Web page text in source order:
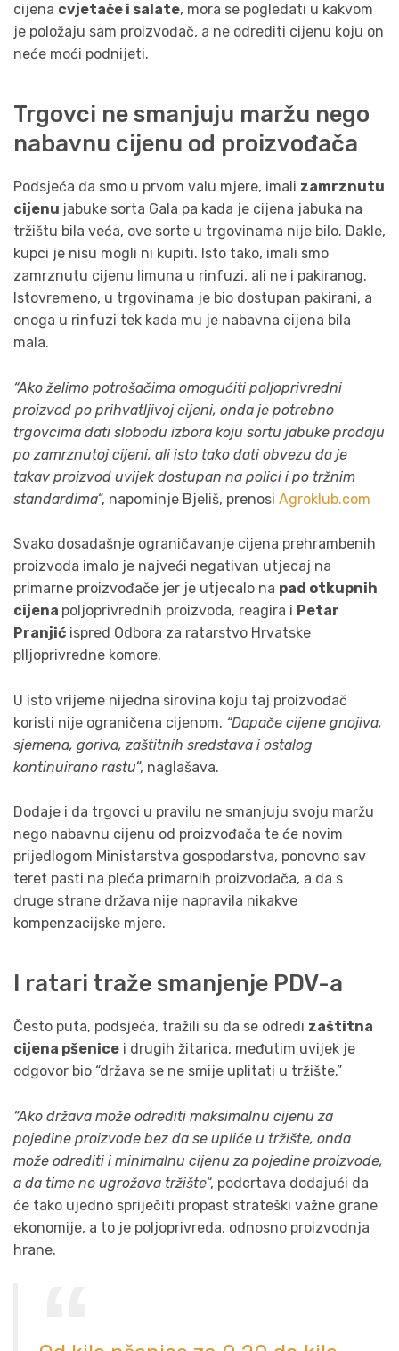
cijena cvjetače i salate, mora se pogledati u kakvom
je položaju sam proizvođač, a ne odrediti cijenu koju on
neće moći podnijeti.
Trgovci ne smanjuju maržu nego
nabavnu cijenu od proizvođača
Podsjeća da smo u prvom valu mjere, imali zamrznutu
cijenu jabuke sorta Gala pa kada je cijena jabuka na
tržištu bila veća, ove sorte u trgovinama nije bilo. Dakle,
kupci je nisu mogli ni kupiti. Isto tako, imali smo
zamrznutu cijenu limuna u rinfuzi, ali ne i pakiranog.
Istovremeno, u trgovinama je bio dostupan pakirani, a
onoga u rinfuzi tek kada mu je nabavna cijena bila
mala.
“Ako želimo potrošačima omogućiti poljoprivredni
proizvod po prihvatljivoj cijeni, onda je potrebno
trgovcima dati slobodu izbora koju sortu jabuke prodaju
po zamrznutoj cijeni, ali isto tako dati obvezu da je
takav proizvod uvijek dostupan na polici i po tržnim
standardima“, napominje Bjeliš, prenosi Agroklub.com
Svako dosadašnje ograničavanje cijena prehrambenih
proizvoda imalo je najveći negativan utjecaj na
primarne proizvođače jer je utjecalo na pad otkupnih
cijena poljoprivrednih proizvoda, reagira i Petar
Pranjić ispred Odbora za ratarstvo Hrvatske
plljoprivredne komore.
U isto vrijeme nijedna sirovina koju taj proizvođač
koristi nije ograničena cijenom. “Dapače cijene gnojiva,
sjemena, goriva, zaštitnih sredstava i ostalog
kontinuirano rastu“, naglašava.
Dodaje i da trgovci u pravilu ne smanjuju svoju maržu
nego nabavnu cijenu od proizvođača te će novim
prijedlogom Ministarstva gospodarstva, ponovno sav
teret pasti na pleća primarnih proizvođača, a da s
druge strane država nije napravila nikakve
kompenzacijske mjere.
I ratari traže smanjenje PDV-a
Često puta, podsjeća, tražili su da se odredi zaštitna
cijena pšenice i drugih žitarica, međutim uvijek je
odgovor bio “država se ne smije uplitati u tržište.”
“Ako država može odrediti maksimalnu cijenu za
pojedine proizvode bez da se upliće u tržište, onda
može odrediti i minimalnu cijenu za pojedine proizvode,
a da time ne ugrožava tržište“, podcrtava dodajući da
će tako ujedno spriječiti propast strateški važne grane
ekonomije, a to je poljoprivreda, odnosno proizvodnja
hrane.